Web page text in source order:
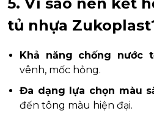
tủ nhựa
Khả năng chống nước
vênh, mốc hỏng.
Đa dạng lựa chọn màu
đến tông màu hiện đại.